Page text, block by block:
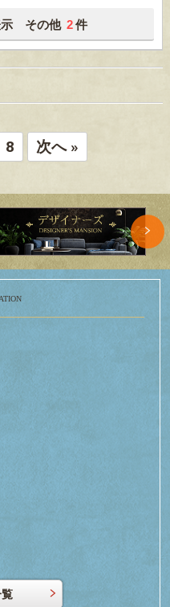
示 その他 2 件
8 次へ »